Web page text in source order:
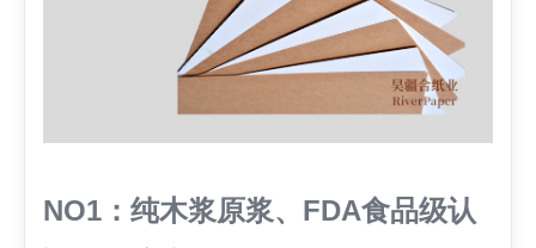
NO1：纯木浆原浆、FDA食品级认